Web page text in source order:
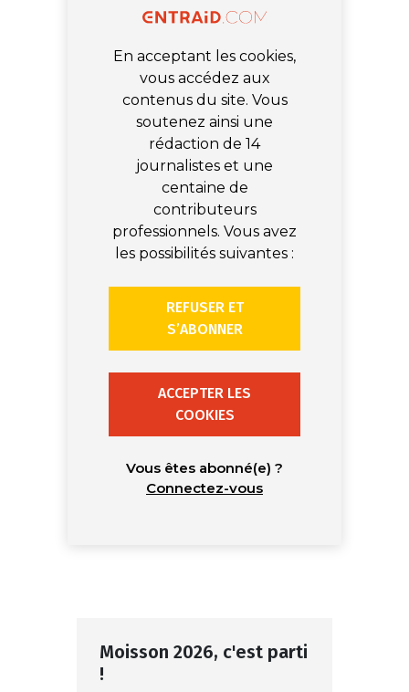
En acceptant les cookies,
vous accédez aux
contenus du site. Vous
soutenez ainsi une
rédaction de 14
journalistes et une
centaine de
contributeurs
professionnels. Vous avez
les possibilités suivantes :
REFUSER ET
S’ABONNER
ACCEPTER LES
COOKIES
Vous êtes abonné(e) ?
Connectez-vous
Moisson 2026, c'est parti
!